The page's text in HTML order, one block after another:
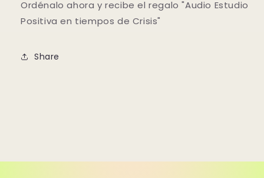
Ordénalo ahora y recibe el regalo "Audio Estudio
Positiva en tiempos de Crisis"
Share